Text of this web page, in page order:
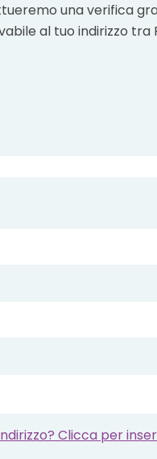
una verifica
al tuo indirizzo tra
Clicca per